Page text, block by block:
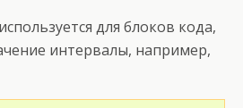
для блоков кода,
интервалы, например,